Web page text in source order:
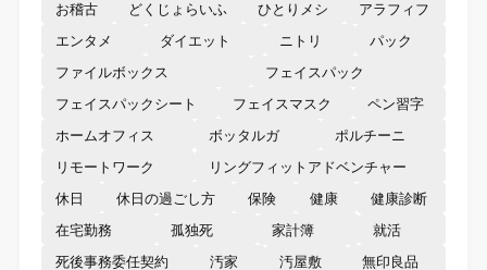
お稽古
どくじょらいふ ひとりメシ
アラフィフ
エンタメ
ダイエット ニトリ
パック
ファイルボックス
フェイスパック
フェイスパックシート
フェイスマスク
ペン習字
ホームオフィス
ボッタルガ
ポルチーニ
リモートワーク
リングフィットアドベンチャー
休日
休日の過ごし方 保険 健康
健康診断
在宅勤務
孤独死 家計簿
就活
死後事務委任契約
汚家 汚屋敷 無印良品